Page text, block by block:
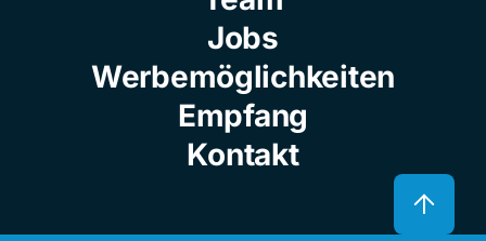
Jobs
Werbemöglichkeiten
Empfang
Kontakt